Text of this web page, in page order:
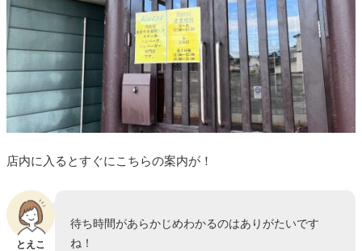
店内に入るとすぐにこちらの案内が！
とえこ
待ち時間があらかじめわかるのはありがたいです
ね！